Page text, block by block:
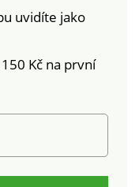
uvidíte jako
Kč na první